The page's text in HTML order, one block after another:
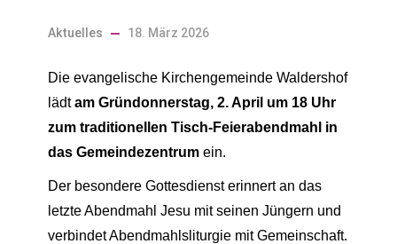
Aktuelles 18. März 2026
Die evangelische Kirchengemeinde Waldershof
lädtam Gründonnerstag, 2. April um 18 Uhr
zum traditionellen Tisch-Feierabendmahl in
das Gemeindezentrum ein.
Der besondere Gottesdienst erinnert an das
letzte Abendmahl Jesu mit seinen Jüngern und
verbindet Abendmahlsliturgie mit Gemeinschaft.